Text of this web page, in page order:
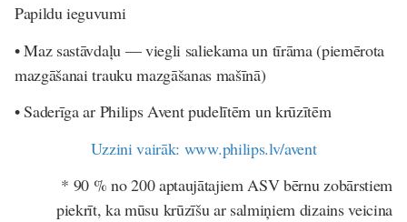
Papildu ieguvumi
• Maz sastāvdaļu — viegli saliekama un tīrāma (piemērota
mazgāšanai trauku mazgāšanas mašīnā)
• Saderīga ar Philips Avent pudelītēm un krūzītēm
Uzzini vairāk: www.philips.lv/avent
* 90 % no 200 aptaujātajiem ASV bērnu zobārstiem
piekrīt, ka mūsu krūzīšu ar salmiņiem dizains veicina